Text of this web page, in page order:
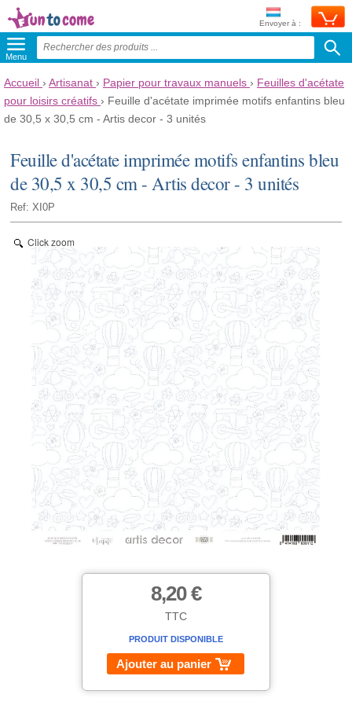
Envoyer à :
Menu
Accueil › Artisanat › Papier pour travaux manuels › Feuilles d'acétate
pour loisirs créatifs › Feuille d'acétate imprimée motifs enfantins bleu
de 30,5 x 30,5 cm - Artis decor - 3 unités
Feuille d'acétate imprimée motifs enfantins bleu
de 30,5 x 30,5 cm - Artis decor - 3 unités
Ref: XI0P
Click zoom
8,20 €
TTC
PRODUIT DISPONIBLE
Ajouter au panier